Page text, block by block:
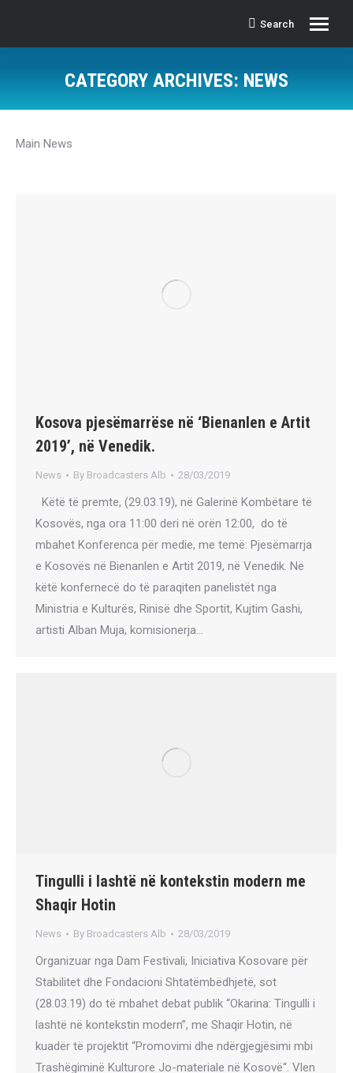
Search:
Search
CATEGORY ARCHIVES: NEWS
Main News
Kosova pjesëmarrëse në ‘Bienanlen e Artit
2019’, në Venedik.
News By Broadcasters Alb 28/03/2019
Këtë të premte, (29.03.19), në Galerinë Kombëtare të
Kosovës, nga ora 11:00 deri në orën 12:00, do të
mbahet Konferenca për medie, me temë: Pjesëmarrja
e Kosovës në Bienanlen e Artit 2019, në Venedik. Në
këtë konfernecë do të paraqiten panelistët nga
Ministria e Kulturës, Rinisë dhe Sportit, Kujtim Gashi,
artisti Alban Muja, komisionerja…
Tingulli i lashtë në kontekstin modern me
Shaqir Hotin
News By Broadcasters Alb 28/03/2019
Organizuar nga Dam Festivali, Iniciativa Kosovare për
Stabilitet dhe Fondacioni Shtatëmbëdhjetë, sot
(28.03.19) do të mbahet debat publik “Okarina: Tingulli i
lashtë në kontekstin modern”, me Shaqir Hotin, në
kuadër të projektit “Promovimi dhe ndërgjegjësimi mbi
Trashëgiminë Kulturore Jo-materiale në Kosovë“. Vlen